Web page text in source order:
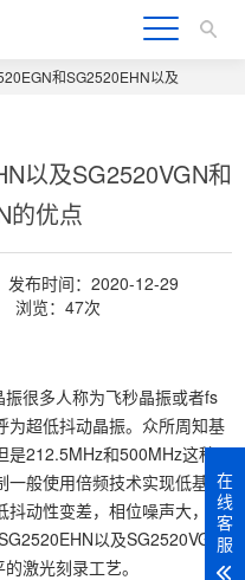
和SG2520EHN以及
以及SG2520VGN和
的优点
发布时间：2020-12-29
浏览：47次
很多人称为飞秒晶振或者fs
为超低抖动晶振。众所周知基
是212.5MHz和500MHz这种
一般使用倍频技术实现低基频
动性变差，相位噪声大，
以及SG2520VGN
激光刻录工艺。
在
线
客
服